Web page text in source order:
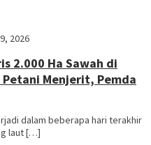
2026
2.000 Ha Sawah di
Menjerit, Pemda
dalam beberapa hari terakhir
laut […]